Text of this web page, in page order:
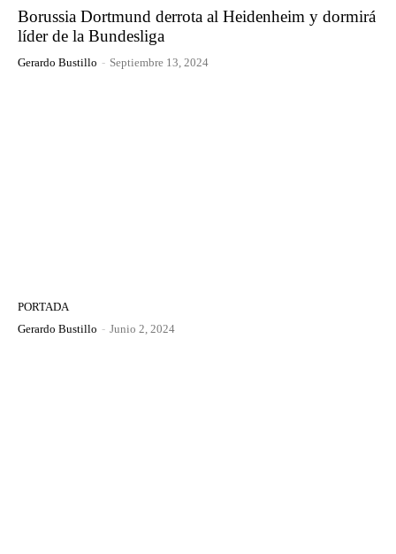
Borussia Dortmund derrota al Heidenheim y dormirá
líder de la Bundesliga
Gerardo Bustillo - Septiembre 13, 2024
PORTADA
Gerardo Bustillo - Junio 2, 2024